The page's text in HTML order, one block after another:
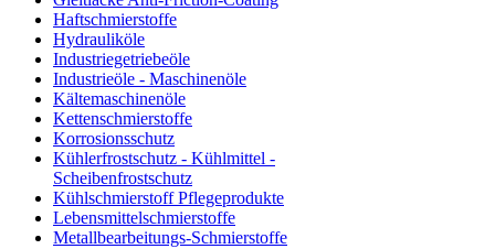
Haftschmierstoffe
Hydrauliköle
Industriegetriebeöle
Industrieöle - Maschinenöle
Kältemaschinenöle
Kettenschmierstoffe
Korrosionsschutz
Kühlerfrostschutz - Kühlmittel -
Scheibenfrostschutz
Kühlschmierstoff Pflegeprodukte
Lebensmittelschmierstoffe
Metallbearbeitungs-Schmierstoffe